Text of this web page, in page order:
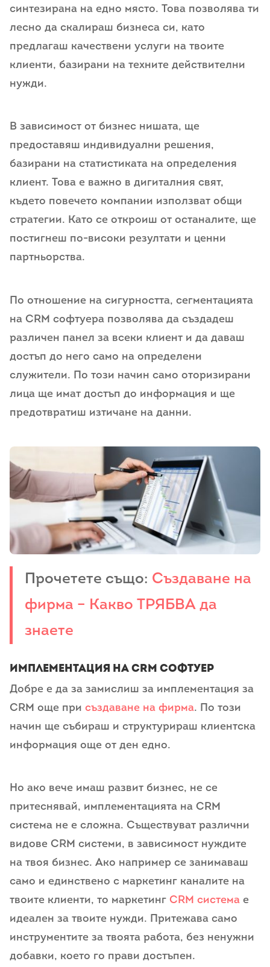
синтезирана на едно място. Това позволява ти
лесно да скалираш бизнеса си, като
предлагаш качествени услуги на твоите
клиенти, базирани на техните действителни
нужди.
В зависимост от бизнес нишата, ще
предоставяш индивидуални решения,
базирани на статистиката на определения
клиент. Това е важно в дигиталния свят,
където повечето компании използват общи
стратегии. Като се откроиш от останалите, ще
постигнеш по-високи резултати и ценни
партньорства.
По отношение на сигурността, сегментацията
на CRM софтуера позволява да създадеш
различен панел за всеки клиент и да даваш
достъп до него само на определени
служители. По този начин само оторизирани
лица ще имат достъп до информация и ще
предотвратиш изтичане на данни.
Прочетете също: Създаване на
фирма – Какво ТРЯБВА да
знаете
Имплементация на CRM софтуер
Добре е да за замислиш за имплементация за
CRM още при създаване на фирма. По този
начин ще събираш и структурираш клиентска
информация още от ден едно.
Но ако вече имаш развит бизнес, не се
притеснявай, имплементацията на CRM
система не е сложна. Съществуват различни
видове CRM системи, в зависимост нуждите
на твоя бизнес. Ако например се занимаваш
само и единствено с маркетинг каналите на
твоите клиенти, то маркетинг CRM система е
идеален за твоите нужди. Притежава само
инструментите за твоята работа, без ненужни
добавки, което го прави достъпен.